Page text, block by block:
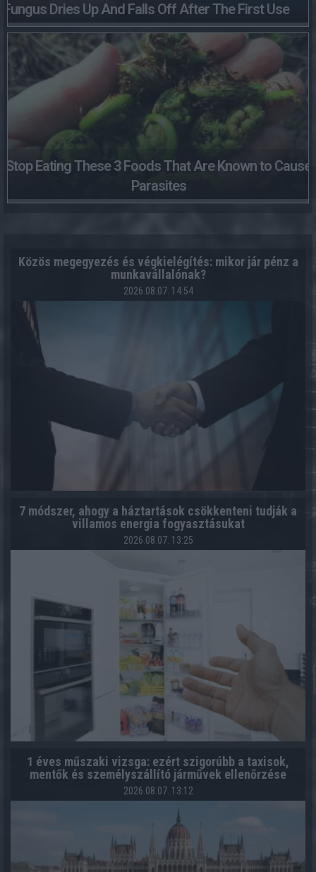
Fungus Dries Up And Falls Off After The First Use
Stop Eating These 3 Foods That Are Known to Cause
Parasites
Közös megegyezés és végkielégítés: mikor jár pénz a
munkavállalónak?
2026.08.07. 14:54
7 módszer, ahogy a háztartások csökkenteni tudják a
villamos energia fogyasztásukat
2026.08.07. 13:25
1 éves műszaki vizsga: ezért szigorúbb a taxisok,
mentők és személyszállító járművek ellenőrzése
2026.08.07. 13:12